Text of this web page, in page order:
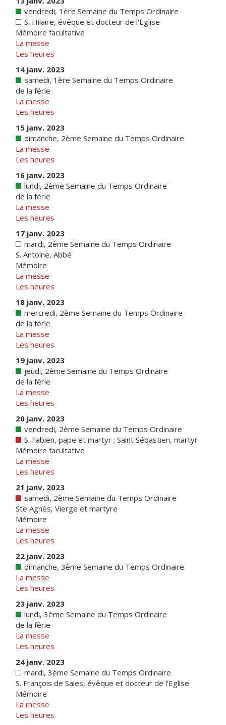
vendredi, 1ère Semaine du Temps Ordinaire
S. Hilaire, évêque et docteur de l'Eglise
Mémoire facultative
La messe
Les heures
14 janv. 2023
samedi, 1ère Semaine du Temps Ordinaire
de la férie
La messe
Les heures
15 janv. 2023
dimanche, 2ème Semaine du Temps Ordinaire
La messe
Les heures
16 janv. 2023
lundi, 2ème Semaine du Temps Ordinaire
de la férie
La messe
Les heures
17 janv. 2023
mardi, 2ème Semaine du Temps Ordinaire
S. Antoine, Abbé
Mémoire
La messe
Les heures
18 janv. 2023
mercredi, 2ème Semaine du Temps Ordinaire
de la férie
La messe
Les heures
19 janv. 2023
jeudi, 2ème Semaine du Temps Ordinaire
de la férie
La messe
Les heures
20 janv. 2023
vendredi, 2ème Semaine du Temps Ordinaire
S. Fabien, pape et martyr ; Saint Sébastien, martyr
Mémoire facultative
La messe
Les heures
21 janv. 2023
samedi, 2ème Semaine du Temps Ordinaire
Ste Agnès, Vierge et martyre
Mémoire
La messe
Les heures
22 janv. 2023
dimanche, 3ème Semaine du Temps Ordinaire
La messe
Les heures
23 janv. 2023
lundi, 3ème Semaine du Temps Ordinaire
de la férie
La messe
Les heures
24 janv. 2023
mardi, 3ème Semaine du Temps Ordinaire
S. François de Sales, évêque et docteur de l'Eglise
Mémoire
La messe
Les heures